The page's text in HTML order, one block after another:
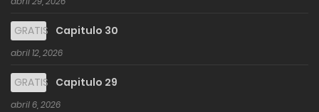
GRATIS Capitulo 30
abril 12, 2026
GRATIS Capitulo 29
abril 6, 2026